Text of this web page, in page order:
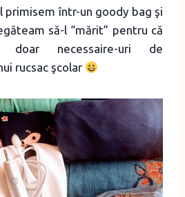
primisem într-un goody bag şi
să-l “mărit” pentru că
doar necessaire-uri de
rucsac şcolar